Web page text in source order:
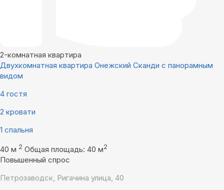
2-комнатная квартира
Двухкомнатная квартира Онежский Сканди с панорамным
видом
4 гостя
2 кровати
1 спальня
40 м 2 Общая площадь: 40 м2
Повышенный спрос
Петрозаводск, Ригачина улица, 40